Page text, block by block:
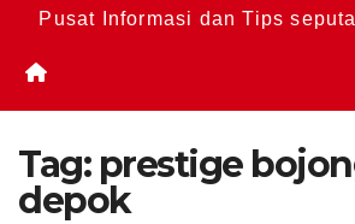
Pusat Informasi dan Tips
Tag: prestige
depok